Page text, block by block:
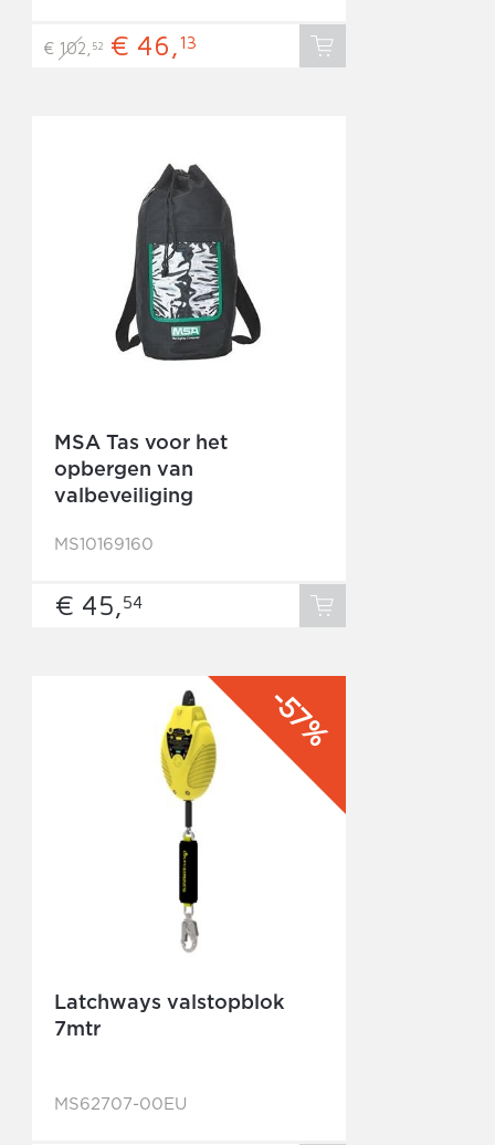
€ 102, 52 € 46,13
MSA Tas voor het
opbergen van
valbeveiliging
MS10169160
€ 45,54
-57%
Latchways valstopblok
7mtr
MS62707-00EU